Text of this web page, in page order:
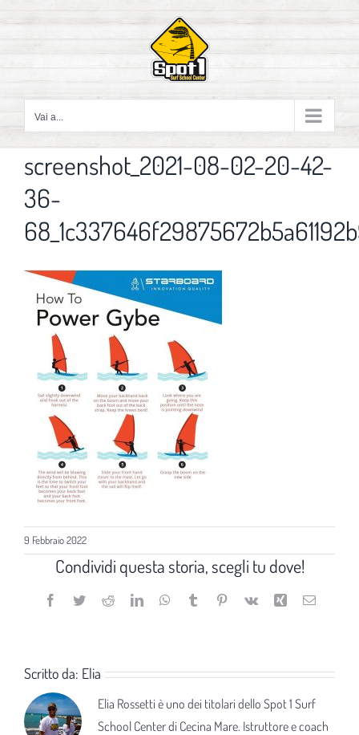
contenuto
Vai a...
screenshot_2021-08-02-20-42-
36-
9 Febbraio 2022
Condividi questa storia, scegli tu dove!
Facebook
TwitterRedditLinkedInWhatsApp
TumblrPinterest
Vk Xing Email
Scritto da: Elia
Elia Rossetti è uno dei titolari dello Spot 1 Surf
School Center di Cecina Mare. Istruttore e coach